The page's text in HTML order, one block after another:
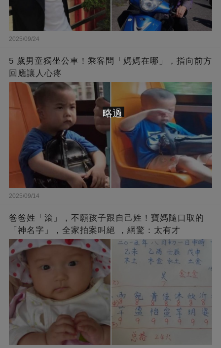
2025/09/24
5 歲男童獨坐公車！乘客問「媽媽在哪」，指向前方
回應讓人心疼
2025/09/14
爸爸姓「滾」，不願孩子跟自己姓！寶媽隨口取的
「神名字」，全家拍案叫絕 ，網驚：太有才
略過